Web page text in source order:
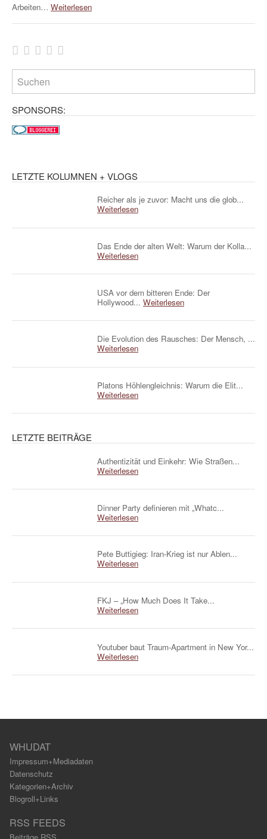
Arbeiten… Weiterlesen
SPONSORS:
LETZTE KOLUMNEN + VLOGS
Reicher als je zuvor: Macht uns die glob...
Weiterlesen
Das Ende der alten Welt: Warum der Kolla...
Weiterlesen
USA vor dem bitteren Ende: Der
Hollywood... Weiterlesen
Die Evolution des Rausches: Der Mensch, ...
Weiterlesen
Platons Höhlengleichnis: Warum die Elit...
Weiterlesen
LETZTE BEITRÄGE
Authentizität und Einkehr: Wie Straßen...
Weiterlesen
Dinner Party definieren mit „Whatc...
Weiterlesen
Pete Buttigieg: Iran-Krieg ist nur Ablen...
Weiterlesen
FKJ – „How Much Does It Take...
Weiterlesen
Youtuber baut Traum-Apartment in New Yor...
Weiterlesen
WHUDAT
Impressum+Mediadaten
Datenschutz
Kategorien+Archiv
Blogroll+Links
RSS FEEDS